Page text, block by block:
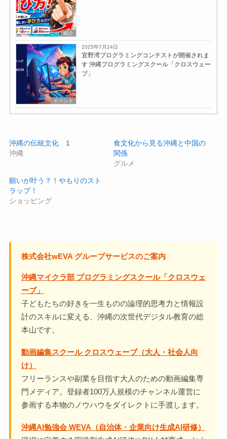
紹介
イベント
2025年7月24日
宜野湾プログラミングコンテストが開催されま
す 沖縄プログラミングスクール「クロスウェー
ブ」
沖縄の伝統文化 1
沖縄
食文化から見る沖縄と中国の
関係
グルメ
願いが叶う？！やもりのスト
ラップ！
ショッピング
株式会社wEVA グループサービスのご案内
沖縄マイクラ部 プログラミングスクール「クロスウェ
ーブ」
子どもたちの好きを一生ものの論理的思考力と情報設
計のスキルに変える、沖縄の次世代デジタル教育の総
本山です。
動画編集スクール クロスウェーブ（大人・社会人向
け）
フリーランスや副業を目指す大人のための動画編集専
門メディア。登録者100万人規模のチャンネル運営に
参画する本物のノウハウをダイレクトに手渡します。
沖縄AI勉強会 WEVA（自治体・企業向け生成AI研修）